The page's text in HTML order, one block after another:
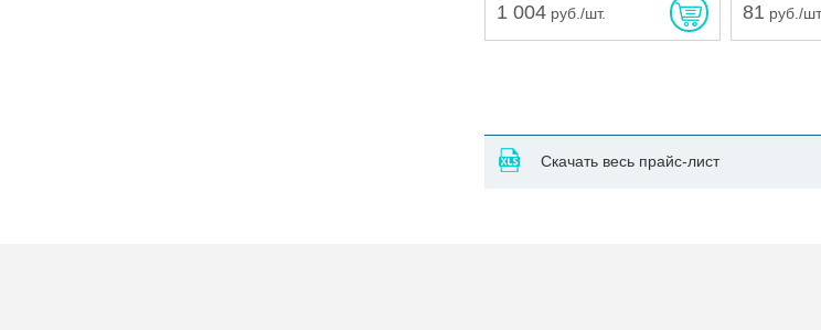
1 004 руб./шт. 81 руб./
Скачать весь прайс-лист